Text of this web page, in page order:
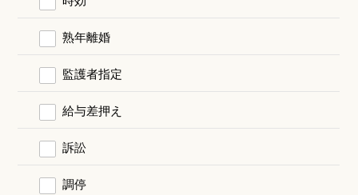
熟年離婚
監護者指定
給与差押え
訴訟
調停